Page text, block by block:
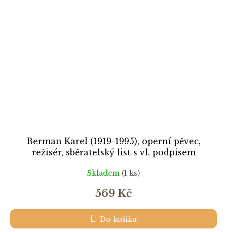
Berman Karel (1919-1995), operní pěvec,
režisér, sběratelský list s vl. podpisem
Skladem (1 ks)
569 Kč
Do košíku